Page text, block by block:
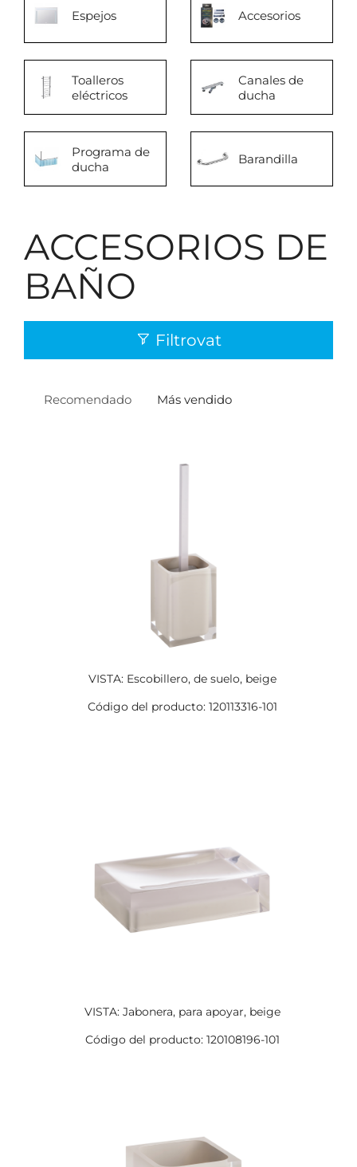
Espejos Accesorios
Toalleros
eléctricos
Canales de
ducha
Programa de
ducha
Barandilla
ACCESORIOS DE
BAÑO
Filtrovat
Recomendado Más vendido
VISTA: Escobillero, de suelo, beige
Código del producto: 120113316-101
VISTA: Jabonera, para apoyar, beige
Código del producto: 120108196-101